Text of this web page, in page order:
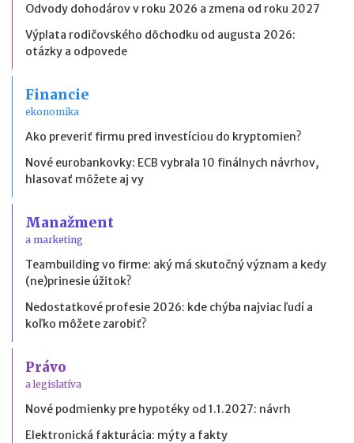
Odvody dohodárov v roku 2026 a zmena od roku 2027
Výplata rodičovského dôchodku od augusta 2026:
otázky a odpovede
Financie
ekonomika
Ako preveriť firmu pred investíciou do kryptomien?
Nové eurobankovky: ECB vybrala 10 finálnych návrhov,
hlasovať môžete aj vy
Manažment
a marketing
Teambuilding vo firme: aký má skutočný význam a kedy
(ne)prinesie úžitok?
Nedostatkové profesie 2026: kde chýba najviac ľudí a
koľko môžete zarobiť?
Právo
a legislatíva
Nové podmienky pre hypotéky od 1.1.2027: návrh
Elektronická fakturácia: mýty a fakty